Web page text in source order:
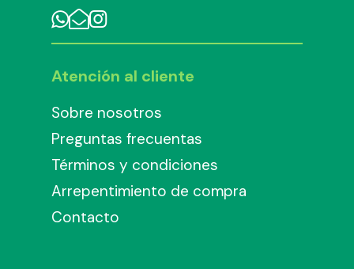
Atención al cliente
Sobre nosotros
Preguntas frecuentas
Términos y condiciones
Arrepentimiento de compra
Contacto